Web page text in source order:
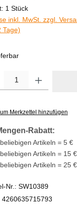
1 Stück
inkl. MwSt. zzgl.
Tage)
Anzahl: Gib den
Merkzettel hinzufügen
Rabatt:
Artikeln = 5 €
Artikeln = 15 €
Artikeln = 25 €
Nr.: SW10389
4260635715793